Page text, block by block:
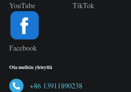
YouTube TikTok
Facebook
Ota meihin yhteyttä
+86 13911890238